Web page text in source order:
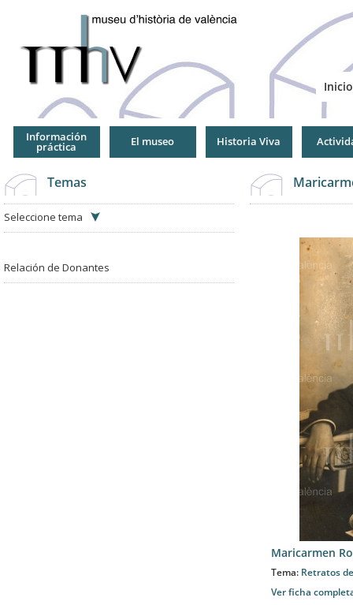
Inicio
Información
práctica El museo Historia Viva
Temas
Seleccione tema
Relación de Donantes
Maricarmen
Tema: Retratos
Ver ficha